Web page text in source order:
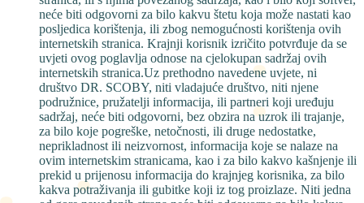
neće biti odgovorni za bilo kakvu štetu koja može nastati kao
posljedica korištenja, ili zbog nemogućnosti korištenja ovih
internetskih stranica. Krajnji korisnik izričito potvrđuje da se
uvjeti ovog poglavlja odnose na cjelokupan sadržaj ovih
internetskih stranica.Uz prethodno navedene uvjete, ni
društvo DR. SCOBY, niti vladajuće društvo, niti njene
podružnice, pružatelji informacija, ili partneri koji uređuju
sadržaj, neće biti odgovorni, bez obzira na uzrok ili trajanje,
za bilo koje pogreške, netočnosti, ili druge nedostatke,
neprikladnost ili neizvornost, informacija koje se nalaze na
ovim internetskim stranicama, kao i za bilo kakvo kašnjenje ili
prekid u prijenosu informacija do krajnjeg korisnika, za bilo
kakva potraživanja ili gubitke koji iz tog proizlaze. Niti jedna